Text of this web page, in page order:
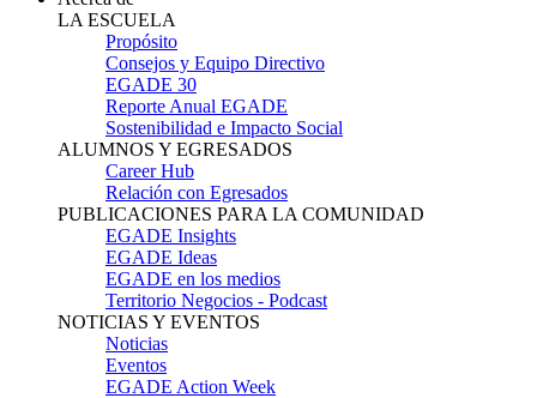
LA ESCUELA
Propósito
Consejos y Equipo Directivo
EGADE 30
Reporte Anual EGADE
Sostenibilidad e Impacto Social
ALUMNOS Y EGRESADOS
Career Hub
Relación con Egresados
PUBLICACIONES PARA LA COMUNIDAD
EGADE Insights
EGADE Ideas
EGADE en los medios
Territorio Negocios - Podcast
NOTICIAS Y EVENTOS
Noticias
Eventos
EGADE Action Week